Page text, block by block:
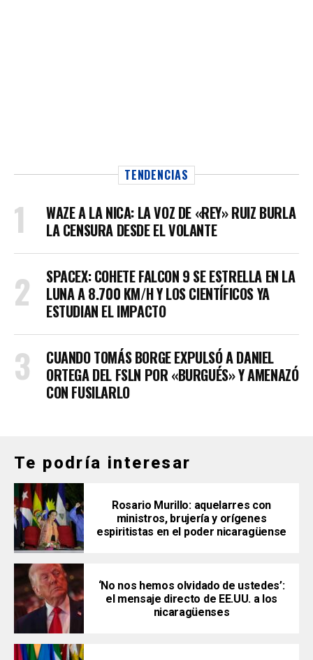
TENDENCIAS
WAZE A LA NICA: LA VOZ DE «REY» RUIZ BURLA
LA CENSURA DESDE EL VOLANTE
SPACEX: COHETE FALCON 9 SE ESTRELLA EN LA
LUNA A 8.700 KM/H Y LOS CIENTÍFICOS YA
ESTUDIAN EL IMPACTO
CUANDO TOMÁS BORGE EXPULSÓ A DANIEL
ORTEGA DEL FSLN POR «BURGUÉS» Y AMENAZÓ
CON FUSILARLO
Te podría interesar
Rosario Murillo: aquelarres con
ministros, brujería y orígenes
espiritistas en el poder nicaragüense
‘No nos hemos olvidado de ustedes’:
el mensaje directo de EE.UU. a los
nicaragüenses